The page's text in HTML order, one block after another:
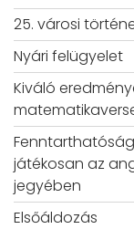
25. városi
Nyári felügyelet
Kiváló
játékosan az
jegyében
Elsőáldozás